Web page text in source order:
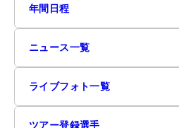
年間日程
ニュース一覧
ライブフォト一覧
ツアー登録選手